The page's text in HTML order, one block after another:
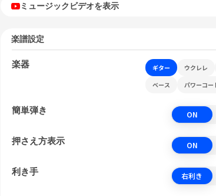
ミュージックビデオを表示
楽譜設定
楽器 ギター ウクレレ
ベース
パワーコー
簡単弾き ON
押さえ方表示 ON
利き手 右利き